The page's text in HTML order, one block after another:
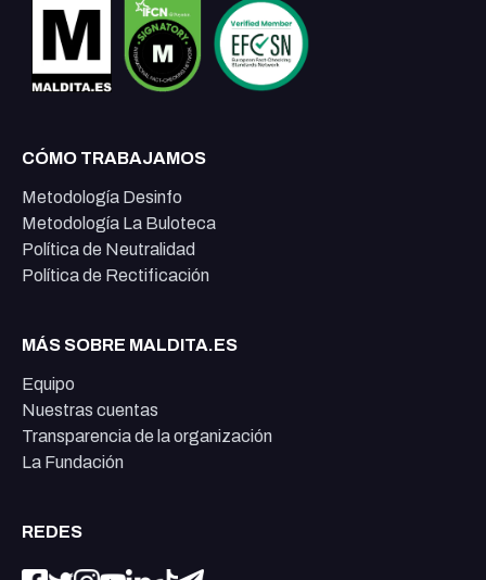
CÓMO TRABAJAMOS
Metodología Desinfo
Metodología La Buloteca
Política de Neutralidad
Política de Rectificación
MÁS SOBRE MALDITA.ES
Equipo
Nuestras cuentas
Transparencia de la organización
La Fundación
REDES